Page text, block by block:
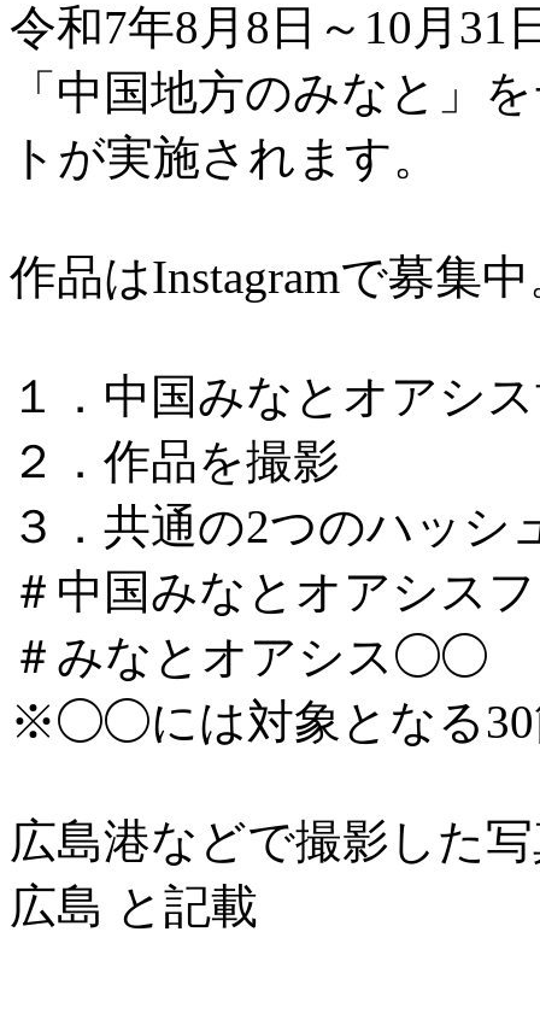
令和7年8月8日～10月31
「中国地方のみなと」
トが実施されます。
作品はInstagramで募集
１．中国みなとオアシ
２．作品を撮影
３．共通の2つのハッシ
＃中国みなとオアシス
＃みなとオアシス◯◯
※◯◯には対象となる30
広島港などで撮影した
広島 と記載